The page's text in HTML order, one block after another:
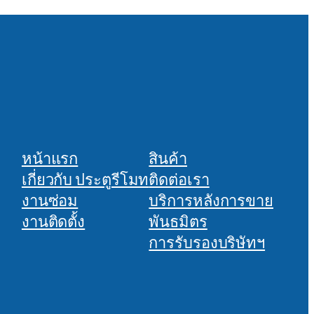
หน้าแรก
เกี่ยวกับ ประตูรีโมท
งานซ่อม
งานติดตั้ง
สินค้า
ติดต่อเรา
บริการหลังการขาย
พันธมิตร
การรับรองบริษัทฯ